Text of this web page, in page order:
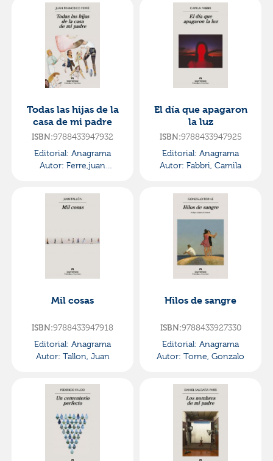
Todas las hijas de la
casa de mi padre
ISBN:9788433947932
Editorial: Anagrama
Autor: Ferre,juan
El día que apagaron
la luz
ISBN:9788433947925
Editorial: Anagrama
Autor: Fabbri, Camila
Mil cosas
ISBN:9788433947918
Editorial: Anagrama
Autor: Tallon, Juan
Hilos de sangre
ISBN:9788433927330
Editorial: Anagrama
Autor: Torne, Gonzalo